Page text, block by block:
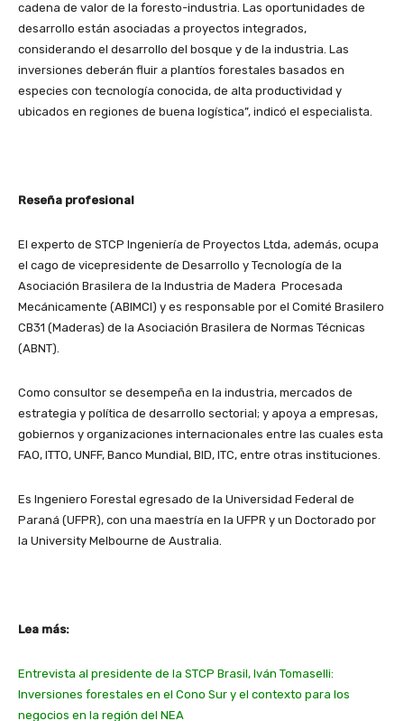
cadena de valor de la foresto-industria. Las oportunidades de
desarrollo están asociadas a proyectos integrados,
considerando el desarrollo del bosque y de la industria. Las
inversiones deberán fluir a plantíos forestales basados en
especies con tecnología conocida, de alta productividad y
ubicados en regiones de buena logística”, indicó el especialista.
Reseña profesional
El experto de STCP Ingeniería de Proyectos Ltda, además, ocupa
el cago de vicepresidente de Desarrollo y Tecnología de la
Asociación Brasilera de la Industria de Madera Procesada
Mecánicamente (ABIMCI) y es responsable por el Comité Brasilero
CB31 (Maderas) de la Asociación Brasilera de Normas Técnicas
(ABNT).
Como consultor se desempeña en la industria, mercados de
estrategia y política de desarrollo sectorial; y apoya a empresas,
gobiernos y organizaciones internacionales entre las cuales esta
FAO, ITTO, UNFF, Banco Mundial, BID, ITC, entre otras instituciones.
Es Ingeniero Forestal egresado de la Universidad Federal de
Paraná (UFPR), con una maestría en la UFPR y un Doctorado por
la University Melbourne de Australia.
Lea más:
Entrevista al presidente de la STCP Brasil, Iván Tomaselli:
Inversiones forestales en el Cono Sur y el contexto para los
negocios en la región del NEA